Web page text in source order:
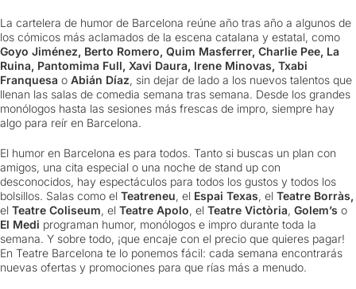
La cartelera de humor de Barcelona reúne año tras año a algunos de
los cómicos más aclamados de la escena catalana y estatal, como
Goyo Jiménez, Berto Romero, Quim Masferrer, Charlie Pee, La
Ruina, Pantomima Full, Xavi Daura, Irene Minovas, Txabi
Franquesa o Abián Díaz, sin dejar de lado a los nuevos talentos que
llenan las salas de comedia semana tras semana. Desde los grandes
monólogos hasta las sesiones más frescas de impro, siempre hay
algo para reír en Barcelona.
El humor en Barcelona es para todos. Tanto si buscas un plan con
amigos, una cita especial o una noche de stand up con
desconocidos, hay espectáculos para todos los gustos y todos los
bolsillos. Salas como el Teatreneu, el Espai Texas, el Teatre Borràs,
el Teatre Coliseum, el Teatre Apolo, el Teatre Victòria, Golem’s o
El Medi programan humor, monólogos e impro durante toda la
semana. Y sobre todo, ¡que encaje con el precio que quieres pagar!
En Teatre Barcelona te lo ponemos fácil: cada semana encontrarás
nuevas ofertas y promociones para que rías más a menudo.